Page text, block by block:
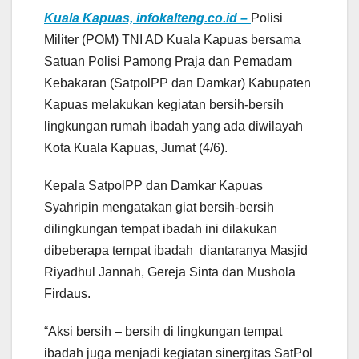
Kuala Kapuas, infokalteng.co.id – Polisi
Militer (POM) TNI AD Kuala Kapuas bersama
Satuan Polisi Pamong Praja dan Pemadam
Kebakaran (SatpolPP dan Damkar) Kabupaten
Kapuas melakukan kegiatan bersih-bersih
lingkungan rumah ibadah yang ada diwilayah
Kota Kuala Kapuas, Jumat (4/6).
Kepala SatpolPP dan Damkar Kapuas
Syahripin mengatakan giat bersih-bersih
dilingkungan tempat ibadah ini dilakukan
dibeberapa tempat ibadah diantaranya Masjid
Riyadhul Jannah, Gereja Sinta dan Mushola
Firdaus.
“Aksi bersih – bersih di lingkungan tempat
ibadah juga menjadi kegiatan sinergitas SatPol